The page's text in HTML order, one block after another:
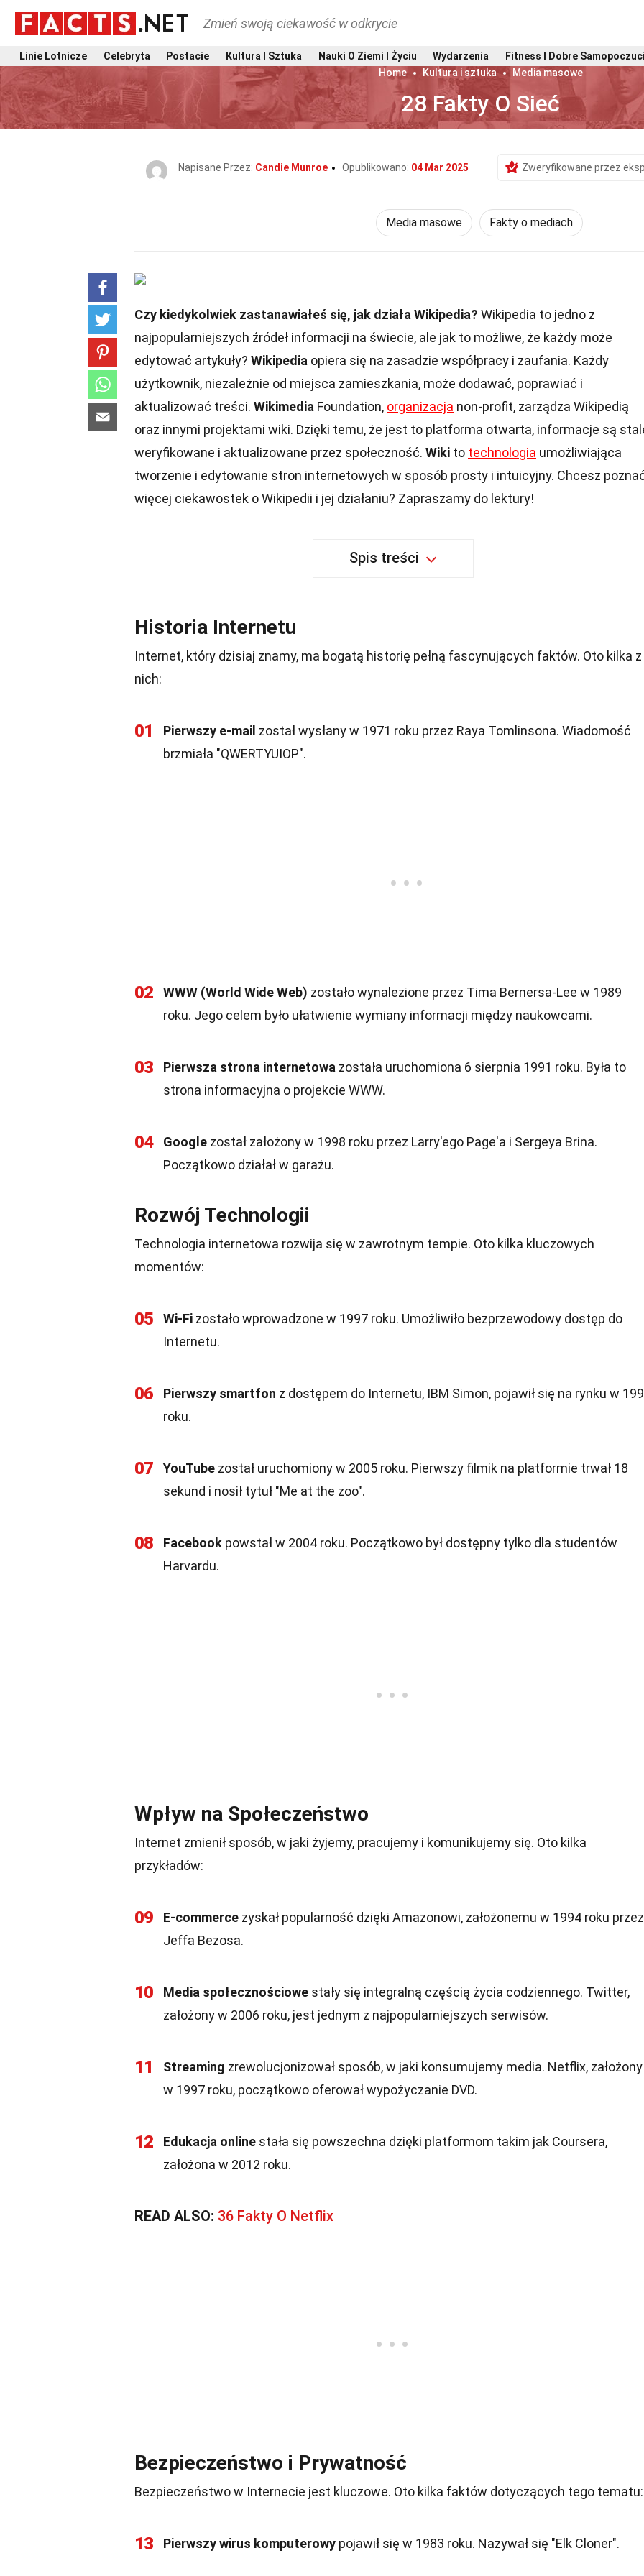
Zmień swoją ciekawość w odkrycie
Linie Lotnicze Celebryta Postacie Kultura I Sztuka Nauki O Ziemi I Życiu Wydarzenia
Fitness I Dobre
Home
Kultura i sztuka Media masowe
28 Fakty O Sieć
Napisane Przez: Candie Munroe Opublikowano: 04 Mar 2025 Zweryfikowane przez
Media masowe Fakty o mediach
Czy kiedykolwiek zastanawiałeś się, jak działa Wikipedia? Wikipedia to jedno z
najpopularniejszych źródeł informacji na świecie, ale jak to możliwe, że każdy może
edytować artykuły? Wikipedia opiera się na zasadzie współpracy i zaufania. Każdy
użytkownik, niezależnie od miejsca zamieszkania, może dodawać, poprawiać i
aktualizować treści. Wikimedia Foundation, organizacja non-profit, zarządza Wikipedią
oraz innymi projektami wiki. Dzięki temu, że jest to platforma otwarta, informacje są
weryfikowane i aktualizowane przez społeczność. Wiki to technologia umożliwiająca
tworzenie i edytowanie stron internetowych w sposób prosty i intuicyjny. Chcesz
więcej ciekawostek o Wikipedii i jej działaniu? Zapraszamy do lektury!
Spis treści
Historia Internetu
Internet, który dzisiaj znamy, ma bogatą historię pełną fascynujących faktów. Oto kilka z
nich:
01 Pierwszy e-mail został wysłany w 1971 roku przez Raya Tomlinsona. Wiadomość
brzmiała "QWERTYUIOP".
02 WWW (World Wide Web) zostało wynalezione przez Tima Bernersa-Lee w 1989
roku. Jego celem było ułatwienie wymiany informacji między naukowcami.
03 Pierwsza strona internetowa została uruchomiona 6 sierpnia 1991 roku. Była to
strona informacyjna o projekcie WWW.
04 Google został założony w 1998 roku przez Larry'ego Page'a i Sergeya Brina.
Początkowo działał w garażu.
Rozwój Technologii
Technologia internetowa rozwija się w zawrotnym tempie. Oto kilka kluczowych
momentów:
05 Wi-Fi zostało wprowadzone w 1997 roku. Umożliwiło bezprzewodowy dostęp do
Internetu.
06 Pierwszy smartfon z dostępem do Internetu, IBM Simon, pojawił się na rynku w
roku.
07 YouTube został uruchomiony w 2005 roku. Pierwszy filmik na platformie trwał 18
sekund i nosił tytuł "Me at the zoo".
08 Facebook powstał w 2004 roku. Początkowo był dostępny tylko dla studentów
Harvardu.
Wpływ na Społeczeństwo
Internet zmienił sposób, w jaki żyjemy, pracujemy i komunikujemy się. Oto kilka
przykładów:
09 E-commerce zyskał popularność dzięki Amazonowi, założonemu w 1994 roku przez
Jeffa Bezosa.
10 Media społecznościowe stały się integralną częścią życia codziennego. Twitter,
założony w 2006 roku, jest jednym z najpopularniejszych serwisów.
11 Streaming zrewolucjonizował sposób, w jaki konsumujemy media. Netflix, założony
w 1997 roku, początkowo oferował wypożyczanie DVD.
12 Edukacja online stała się powszechna dzięki platformom takim jak Coursera,
założona w 2012 roku.
READ ALSO: 36 Fakty O Netflix
Bezpieczeństwo i Prywatność
Bezpieczeństwo w Internecie jest kluczowe. Oto kilka faktów dotyczących tego tematu:
13 Pierwszy wirus komputerowy pojawił się w 1983 roku. Nazywał się "Elk Cloner".